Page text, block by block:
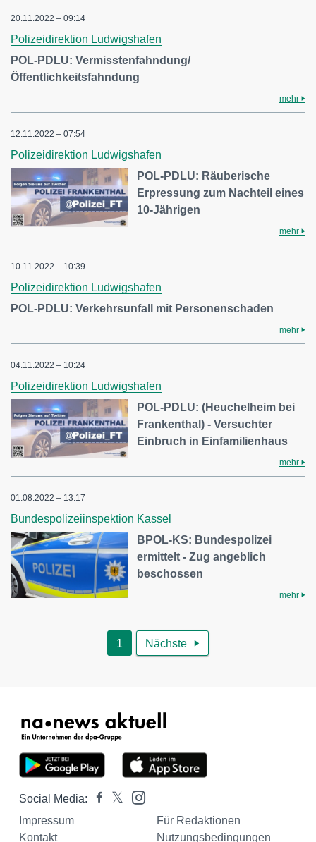
20.11.2022 – 09:14
Polizeidirektion Ludwigshafen
POL-PDLU: Vermisstenfahndung/
Öffentlichkeitsfahndung
mehr
12.11.2022 – 07:54
Polizeidirektion Ludwigshafen
POL-PDLU: Räuberische
Erpressung zum Nachteil eines
10-Jährigen
mehr
10.11.2022 – 10:39
Polizeidirektion Ludwigshafen
POL-PDLU: Verkehrsunfall mit Personenschaden
mehr
04.11.2022 – 10:24
Polizeidirektion Ludwigshafen
POL-PDLU: (Heuchelheim bei
Frankenthal) - Versuchter
Einbruch in Einfamilienhaus
mehr
01.08.2022 – 13:17
Bundespolizeiinspektion Kassel
BPOL-KS: Bundespolizei
ermittelt - Zug angeblich
beschossen
mehr
1 Nächste 
Social Media:
Impressum
Für Redaktionen
Kontakt
Nutzungsbedingungen